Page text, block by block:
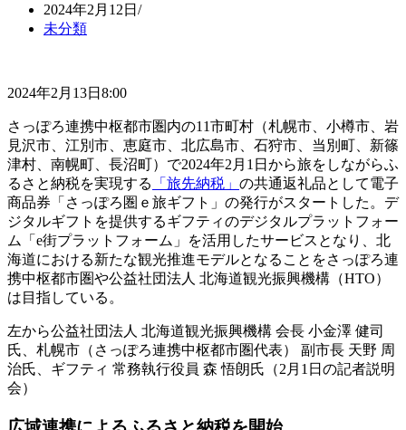
2024年2月12日
未分類
2024年2月13日8:00
さっぽろ連携中枢都市圏内の11市町村（札幌市、小樽市、岩
見沢市、江別市、恵庭市、北広島市、石狩市、当別町、新篠
津村、南幌町、長沼町）で2024年2月1日から旅をしながらふ
るさと納税を実現する
「旅先納税」 の共通返礼品として電子
商品券「さっぽろ圏ｅ旅ギフト」の発行がスタートした。デ
ジタルギフトを提供するギフティのデジタルプラットフォー
ム「e街プラットフォーム」を活用したサービスとなり、北
海道における新たな観光推進モデルとなることをさっぽろ連
携中枢都市圏や公益社団法人 北海道観光振興機構（HTO）
は目指している。
左から公益社団法人 北海道観光振興機構 会長 小金澤 健司
氏、札幌市（さっぽろ連携中枢都市圏代表） 副市長 天野 周
治氏、ギフティ 常務執行役員 森 悟朗氏（2月1日の記者説明
会）